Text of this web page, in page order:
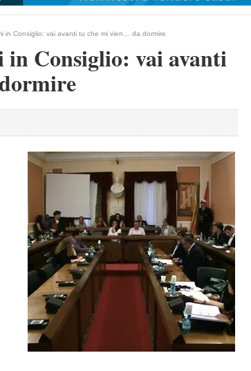
in Consiglio: vai avanti tu che mi vien… da dormire
in Consiglio: vai avanti